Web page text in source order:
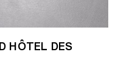
HÔTEL DES